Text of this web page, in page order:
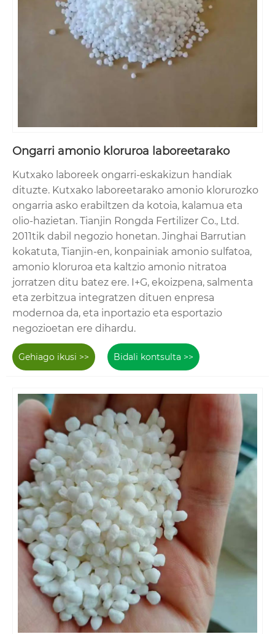
Ongarri amonio kloruroa laboreetarako
Kutxako laboreek ongarri-eskakizun handiak
dituzte. Kutxako laboreetarako amonio klorurozko
ongarria asko erabiltzen da kotoia, kalamua eta
olio-hazietan. Tianjin Rongda Fertilizer Co., Ltd.
2011tik dabil negozio honetan. Jinghai Barrutian
kokatuta, Tianjin-en, konpainiak amonio sulfatoa,
amonio kloruroa eta kaltzio amonio nitratoa
jorratzen ditu batez ere. I+G, ekoizpena, salmenta
eta zerbitzua integratzen dituen enpresa
modernoa da, eta inportazio eta esportazio
negozioetan ere dihardu.
Gehiago ikusi >> Bidali kontsulta >>